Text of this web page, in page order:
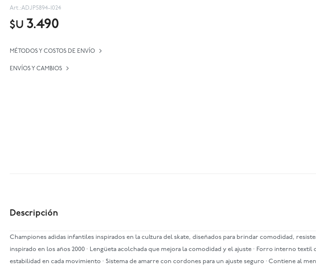
ADJP5894-1024
$U 3.490
MÉTODOS Y COSTOS DE ENVÍO
ENVÍOS Y CAMBIOS
Descripción
Championes adidas infantiles inspirados en la cultura del skate, diseñados para brindar comodidad,
inspirado en los años 2000 · Lengüeta acolchada que mejora la comodidad y el ajuste · Forro interno
estabilidad en cada movimiento · Sistema de amarre con cordones para un ajuste seguro · Contiene al